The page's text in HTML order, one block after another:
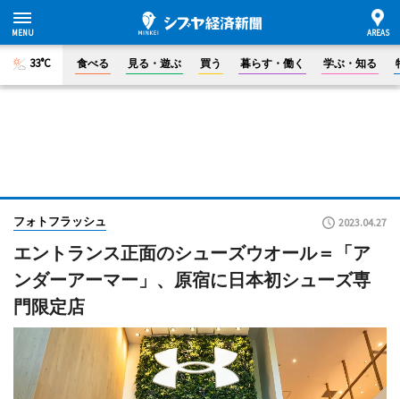
33°C 食べる 見る・遊ぶ 買う 暮らす・働く 学ぶ・知る
フォトフラッシュ 2023.04.27
エントランス正面のシューズウオール＝「ア
ンダーアーマー」、原宿に日本初シューズ専
門限定店